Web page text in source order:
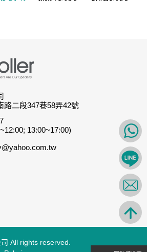
路二段347巷58弄42號
13:00~17:00)
All rights reserved.